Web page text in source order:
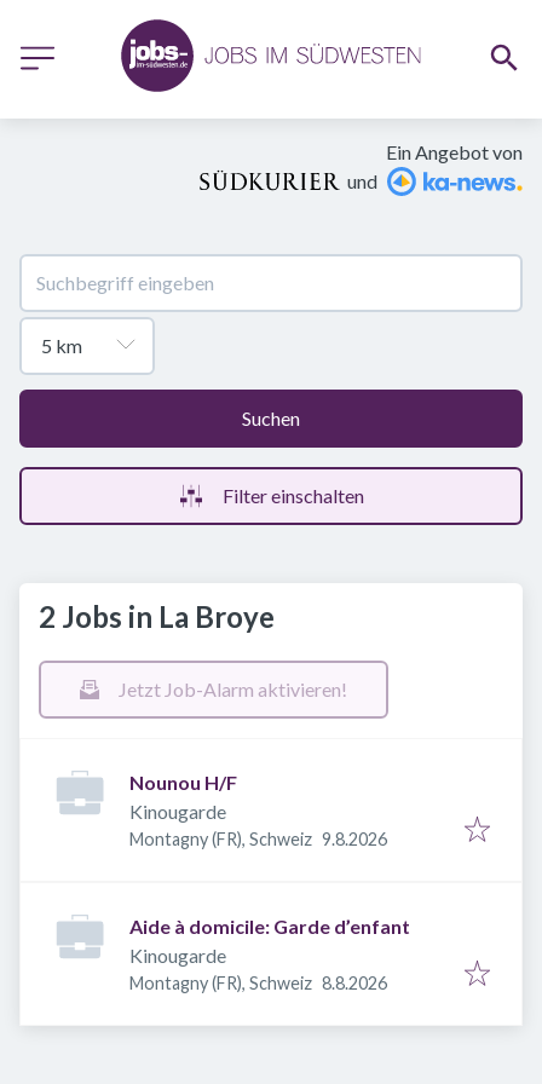
Ein Angebot von
und
Suchen
Filter einschalten
2 Jobs in La Broye
Jetzt Job-Alarm aktivieren!
Nounou H/F
Kinougarde
Montagny (FR), Schweiz Veröffentlicht
9.8.2026
Aide à domicile: Garde d’enfant
Kinougarde
Montagny (FR), Schweiz Veröffentlicht
8.8.2026